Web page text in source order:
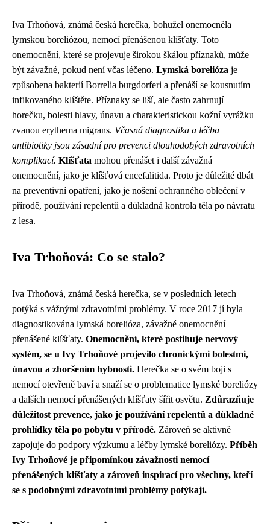
Iva Trhoňová, známá česká herečka, bohužel onemocněla
lymskou boreliózou, nemocí přenášenou klíšťaty. Toto
onemocnění, které se projevuje širokou škálou příznaků, může
být závažné, pokud není včas léčeno. Lymská borelióza je
způsobena bakterií Borrelia burgdorferi a přenáší se kousnutím
infikovaného klíštěte. Příznaky se liší, ale často zahrnují
horečku, bolesti hlavy, únavu a charakteristickou kožní vyrážku
zvanou erythema migrans. Včasná diagnostika a léčba
antibiotiky jsou zásadní pro prevenci dlouhodobých zdravotních
komplikací. Klíšťata mohou přenášet i další závažná
onemocnění, jako je klíšťová encefalitida. Proto je důležité dbát
na preventivní opatření, jako je nošení ochranného oblečení v
přírodě, používání repelentů a důkladná kontrola těla po návratu
z lesa.
Iva Trhoňová: Co se stalo?
Iva Trhoňová, známá česká herečka, se v posledních letech
potýká s vážnými zdravotními problémy. V roce 2017 jí byla
diagnostikována lymská borelióza, závažné onemocnění
přenášené klíšťaty. Onemocnění, které postihuje nervový
systém, se u Ivy Trhoňové projevilo chronickými bolestmi,
únavou a zhoršením hybnosti. Herečka se o svém boji s
nemocí otevřeně baví a snaží se o problematice lymské boreliózy
a dalších nemocí přenášených klíšťaty šířit osvětu. Zdůrazňuje
důležitost prevence, jako je používání repelentů a důkladné
prohlídky těla po pobytu v přírodě. Zároveň se aktivně
zapojuje do podpory výzkumu a léčby lymské boreliózy. Příběh
Ivy Trhoňové je připomínkou závažnosti nemocí
přenášených klíšťaty a zároveň inspirací pro všechny, kteří
se s podobnými zdravotními problémy potýkají.